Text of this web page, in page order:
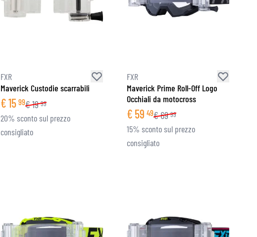
FXR
Maverick Custodie scarrabili
€15 99€19 99
20% sconto sul prezzo
consigliato
FXR
Maverick Prime Roll-Off Logo
Occhiali da motocross
€ 59 49€69 99
15% sconto sul prezzo
consigliato